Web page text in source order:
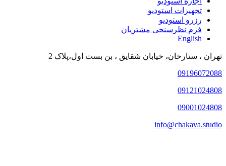
تجهیزات استودیو
رزرو استودیو
فرم نظرسنجی مشتریان
English
تهران ، ستارخان، خیابان شقایق ، بن بست اول،پلاک 2
09196072088
09121024808
09001024808
info@chakava.studio